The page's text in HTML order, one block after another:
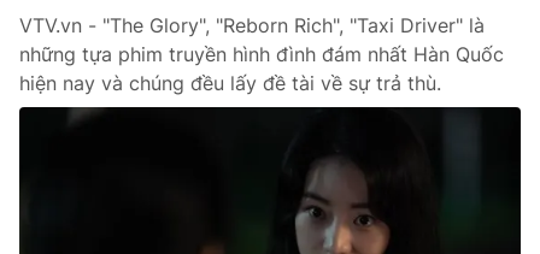
VTV.vn - "The Glory", "Reborn Rich", "Taxi Driver" là
những tựa phim truyền hình đình đám nhất Hàn Quốc
hiện nay và chúng đều lấy đề tài về sự trả thù.